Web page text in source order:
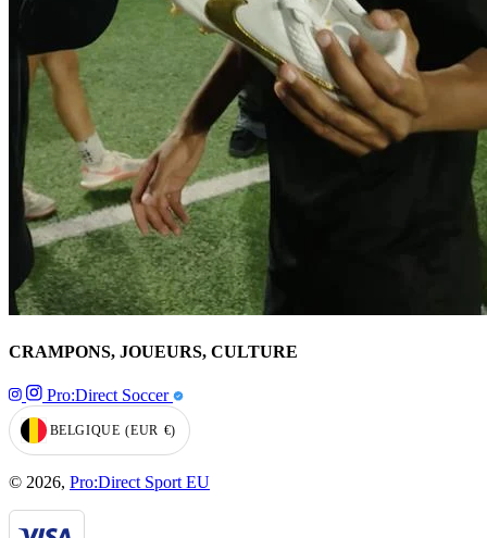
CRAMPONS, JOUEURS, CULTURE
Pro:Direct Soccer
GEOLOCATION BUTTON: BELGIQUE, EUR, €
BELGIQUE (EUR €)
© 2026, Pro:Direct Sport EU